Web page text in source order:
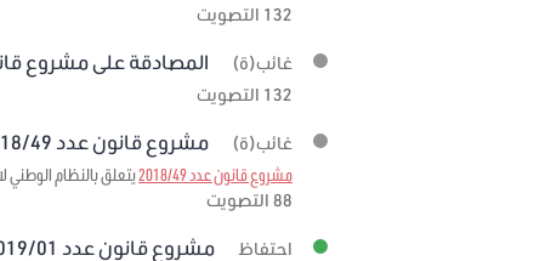
132 التصويت
غائب(ة) المصادقة على مشروع قانون عدد
132 التصويت
غائب(ة) مشروع قانون عدد 2018/49 برمته
مشروع قانون عدد 2018/49
يتعلق بالنظام الوطني
88 التصويت
احتفاظ مشروع قانون عدد 2019/01 برمته